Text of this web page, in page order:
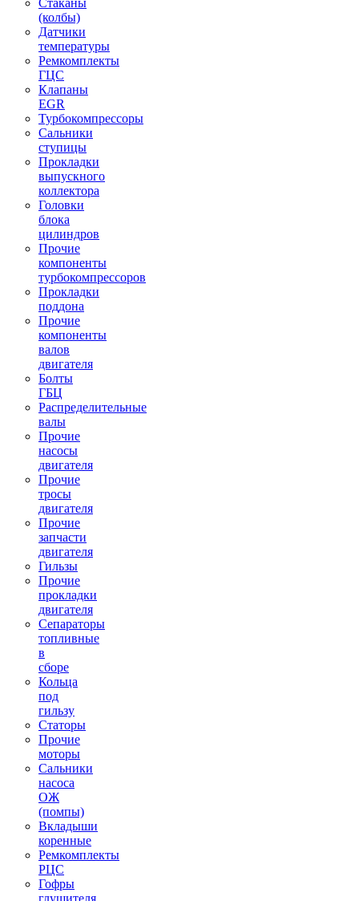
Стаканы
(колбы)
Датчики
температуры
Ремкомплекты
ГЦС
Клапаны
EGR
Турбокомпрессоры
Сальники
ступицы
Прокладки
выпускного
коллектора
Головки
блока
цилиндров
Прочие
компоненты
турбокомпрессоров
Прокладки
поддона
Прочие
компоненты
валов
двигателя
Болты
ГБЦ
Распределительные
валы
Прочие
насосы
двигателя
Прочие
тросы
двигателя
Прочие
запчасти
двигателя
Гильзы
Прочие
прокладки
двигателя
Сепараторы
топливные
в
сборе
Кольца
под
гильзу
Статоры
Прочие
моторы
Сальники
насоса
ОЖ
(помпы)
Вкладыши
коренные
Ремкомплекты
РЦС
Гофры
глушителя